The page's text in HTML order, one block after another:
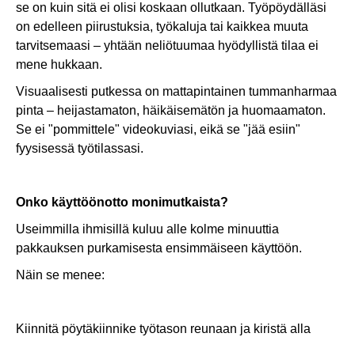
se on kuin sitä ei olisi koskaan ollutkaan. Työpöydälläsi
on edelleen piirustuksia, työkaluja tai kaikkea muuta
tarvitsemaasi – yhtään neliötuumaa hyödyllistä tilaa ei
mene hukkaan.
Visuaalisesti putkessa on mattapintainen tummanharmaa
pinta – heijastamaton, häikäisemätön ja huomaamaton.
Se ei "pommittele" videokuviasi, eikä se "jää esiin"
fyysisessä työtilassasi.
Onko käyttöönotto monimutkaista?
Useimmilla ihmisillä kuluu alle kolme minuuttia
pakkauksen purkamisesta ensimmäiseen käyttöön.
Näin se menee:
Kiinnitä pöytäkiinnike työtason reunaan ja kiristä alla